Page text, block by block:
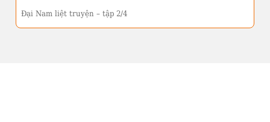
Đại Nam liệt truyện – tập 2/4